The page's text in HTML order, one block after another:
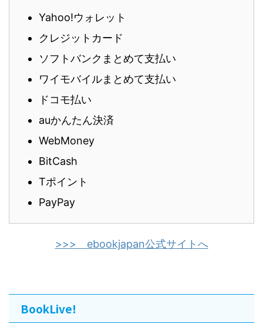
Yahoo!ウォレット
クレジットカード
ソフトバンクまとめて支払い
ワイモバイルまとめて支払い
ドコモ払い
auかんたん決済
WebMoney
BitCash
Tポイント
PayPay
>>> ebookjapan公式サイトへ
BookLive!